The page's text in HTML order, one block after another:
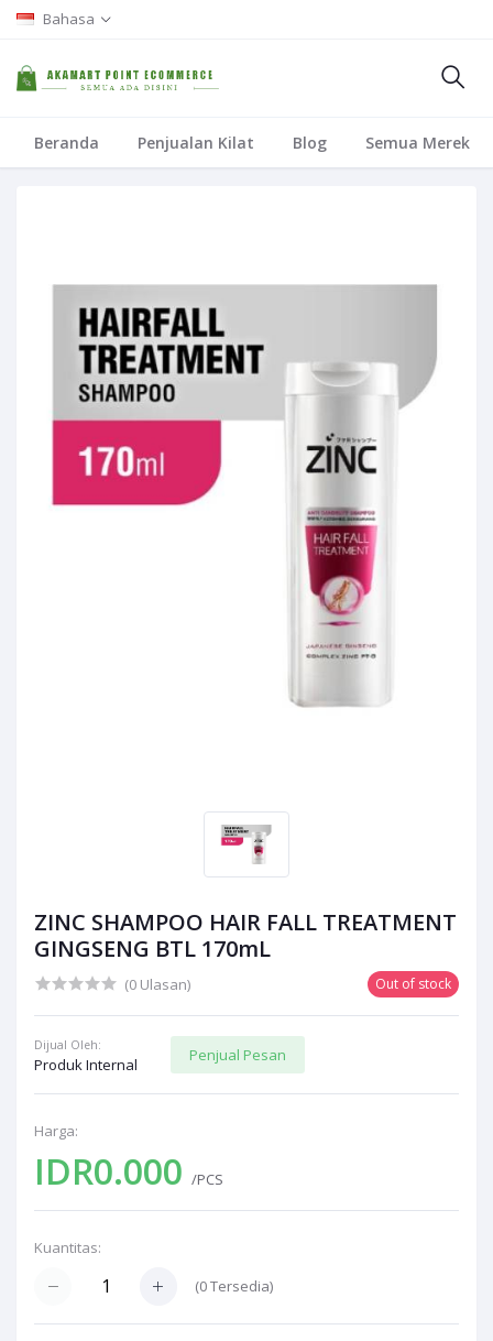
Bahasa
Beranda Penjualan Kilat Blog Semua Merek
ZINC SHAMPOO HAIR FALL TREATMENT
GINGSENG BTL 170mL
(0 Ulasan) Out of stock
Dijual Oleh:
Produk Internal
Penjual Pesan
Harga:
IDR0.000 /PCS
Kuantitas:
(0Tersedia)